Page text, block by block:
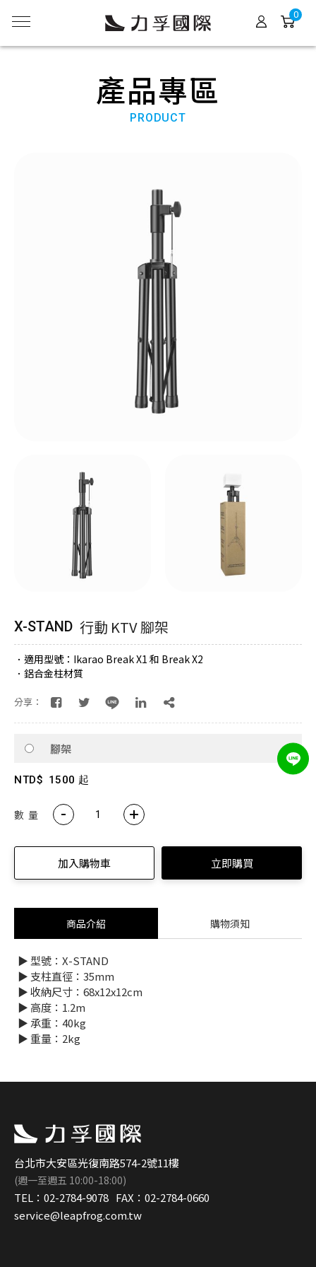
產品專區
PRODUCT
X-STAND 行動 KTV 腳架
．適用型號：Ikarao Break X1 和 Break X2
．鋁合金柱材質
分享：
腳架
NTD$ 1500 起
數 量
加入購物車 立即購買
商品介紹 購物須知
▶︎ 型號：X-STAND
▶︎ 支柱直徑：35mm
▶︎ 收納尺寸：68x12x12cm
▶︎ 高度：1.2m
▶︎ 承重：40kg
▶︎ 重量：2kg
台北市大安區光復南路574-2號11樓
(週一至週五 10:00-18:00)
TEL： 02-2784-9078 FAX： 02-2784-0660
service@leapfrog.com.tw
0